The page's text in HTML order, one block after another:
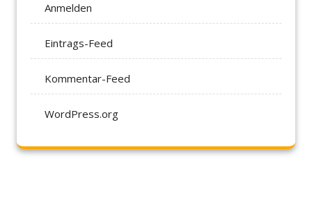
Anmelden
Eintrags-Feed
Kommentar-Feed
WordPress.org